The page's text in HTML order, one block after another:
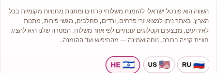
מלאי גדול של עציצים וצמחי בית יפים
וייחודיים.
השווה הוא פורטל ישראלי להזמנת משלוחי פרחים ומתנות מחנויות מקומיות בכל
הארץ. באתר ניתן למצוא זרי פרחים, ורדים, סחלבים, מגשי פירות, מתנות
לאירועים, מבצעים וקטלוגים עונתיים לפי אזור משלוח. המטרה שלנו היא להציג
חוויית קנייה ברורה, נוחה ואמינה — מהחיפוש ועד ההזמנה.